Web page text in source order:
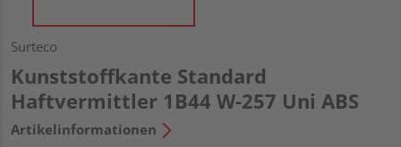
Surteco
Kunststoffkante Standard
Haftvermittler 1B44 W-257 Uni ABS
Artikelinformationen